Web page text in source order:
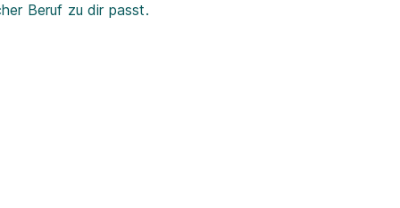
Beruf zu dir passt.